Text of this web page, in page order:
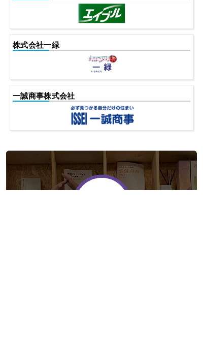
株式会社一緑
一誠商事株式会社